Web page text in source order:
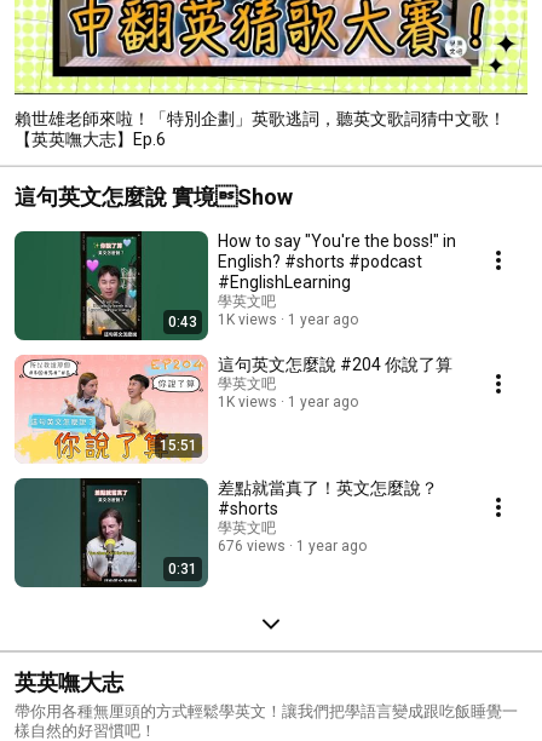
賴世雄老師來啦！「特別企劃」英歌逃詞，聽英文歌詞猜中文歌！
【英英嘸大志】Ep.6
這句英文怎麼說 實境Show
0:43
How to say "You're the boss!" in
English? #shorts #podcast
#EnglishLearning
學英文吧
1K views
1 year ago
15:51
這句英文怎麼說 #204 你說了算
學英文吧
1K views
1 year ago
0:31
差點就當真了！英文怎麼說？
#shorts
學英文吧
676 views
1 year ago
英英嘸大志
帶你用各種無厘頭的方式輕鬆學英文！讓我們把學語言變成跟吃飯睡覺一
樣自然的好習慣吧！